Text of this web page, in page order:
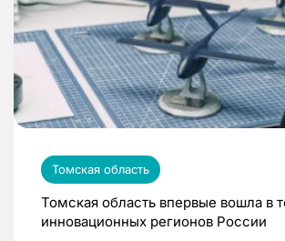
Томская область
Томская область впервые вошла в
инновационных регионов России